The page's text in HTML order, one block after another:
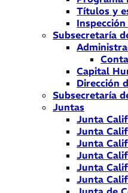
Títulos y
Subsecretaría
Capital
Dirección
Subsecretaría
Juntas
Junta
Junta
Junta
Junta
Junta
Junta